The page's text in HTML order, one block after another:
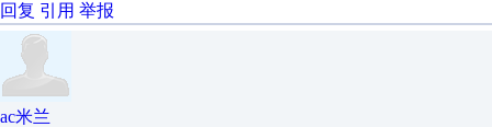
回复 引用 举报
ac米兰